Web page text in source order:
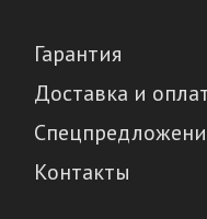
Гарантия
Доставка и
Контакты